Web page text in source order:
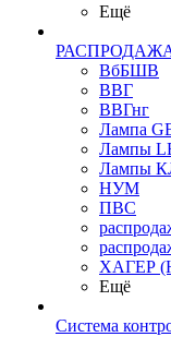
Ещё
ВбБШВ
ВВГ
ВВГнг
Лампа
Лампы
Лампы
НУМ
ПВС
ХАГЕР
Ещё
Система